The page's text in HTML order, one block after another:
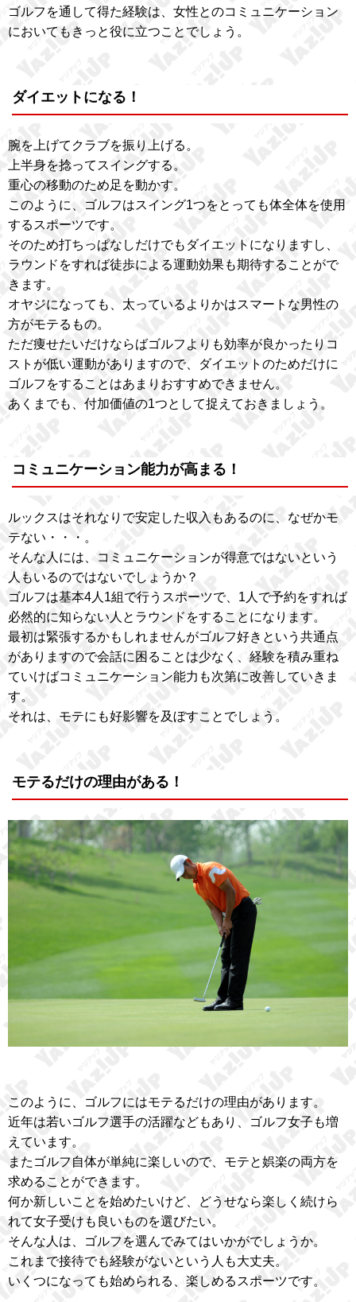
ゴルフを通して得た経験は、女性とのコミュニケーション
においてもきっと役に立つことでしょう。
ダイエットになる！
腕を上げてクラブを振り上げる。
上半身を捻ってスイングする。
重心の移動のため足を動かす。
このように、ゴルフはスイング1つをとっても体全体を使用
するスポーツです。
そのため打ちっぱなしだけでもダイエットになりますし、
ラウンドをすれば徒歩による運動効果も期待することがで
きます。
オヤジになっても、太っているよりかはスマートな男性の
方がモテるもの。
ただ痩せたいだけならばゴルフよりも効率が良かったりコ
ストが低い運動がありますので、ダイエットのためだけに
ゴルフをすることはあまりおすすめできません。
あくまでも、付加価値の1つとして捉えておきましょう。
コミュニケーション能力が高まる！
ルックスはそれなりで安定した収入もあるのに、なぜかモ
テない・・・。
そんな人には、コミュニケーションが得意ではないという
人もいるのではないでしょうか？
ゴルフは基本4人1組で行うスポーツで、1人で予約をすれば
必然的に知らない人とラウンドをすることになります。
最初は緊張するかもしれませんがゴルフ好きという共通点
がありますので会話に困ることは少なく、経験を積み重ね
ていけばコミュニケーション能力も次第に改善していきま
す。
それは、モテにも好影響を及ぼすことでしょう。
モテるだけの理由がある！
このように、ゴルフにはモテるだけの理由があります。
近年は若いゴルフ選手の活躍などもあり、ゴルフ女子も増
えています。
またゴルフ自体が単純に楽しいので、モテと娯楽の両方を
求めることができます。
何か新しいことを始めたいけど、どうせなら楽しく続けら
れて女子受けも良いものを選びたい。
そんな人は、ゴルフを選んでみてはいかがでしょうか。
これまで接待でも経験がないという人も大丈夫。
いくつになっても始められる、楽しめるスポーツです。